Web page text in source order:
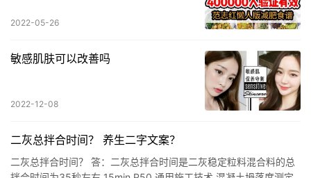
2022-05-26
敏感肌肤可以改善吗
2022-12-08
二灰总拌合时间？ 养生二字文案？
二灰总拌合时间？ 答：二灰总拌合时间是二灰稳定粒料混合料的总